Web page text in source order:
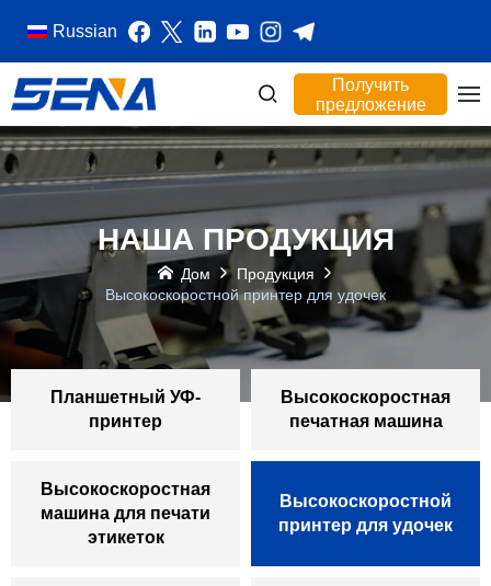
Russian
Получить
предложение
НАША ПРОДУКЦИЯ
Дом
Продукция
Высокоскоростной принтер для удочек
Планшетный УФ-
принтер
Высокоскоростная
печатная машина
Высокоскоростная
машина для печати
этикеток
Высокоскоростной
принтер для удочек